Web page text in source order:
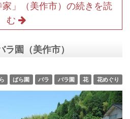
」（美作市）の続きを読
む
園（美作市）
ばら園 バラ バラ園 花 花めぐり